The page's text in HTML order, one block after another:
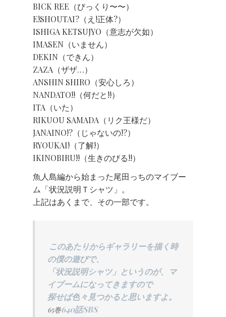
BICK REE（びっくり〜〜）
E!SHOUTAI?（え!正体?）
ISHIGA KETSUJYO（意志が欠如）
IMASEN（いません）
DEKIN（できん）
ZAZA（ザザ…）
ANSHIN SHIRO（安心しろ）
NANDATO!!（何だと!!）
ITA（いた）
RIKUOU SAMADA（リク王様だ）
JANAINO!?（じゃないの!?）
RYOUKAI!（了解!）
IKINOBIRU!!（生きのびる!!）
魚人島編から始まった尾田っちのマイブー
ム「状況説明Ｔシャツ」。
上記はあくまで、その一部です。
このあたりからギャラリーを描く時
の僕の遊びで、
「状況説明シャツ」というのが、マ
イブームになってきますので
探せば色々見つかると思いますよ。
65巻640話SBS